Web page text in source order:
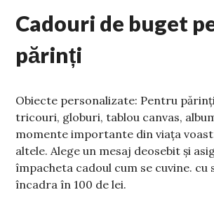
Cadouri de buget
părinți
Obiecte personalizate: Pentru
tricouri, globuri, tablou canvas,
momente importante din viața
altele. Alege un mesaj deosebit și
împacheta cadoul cum se cuvine. cu
încadra în 100 de lei.